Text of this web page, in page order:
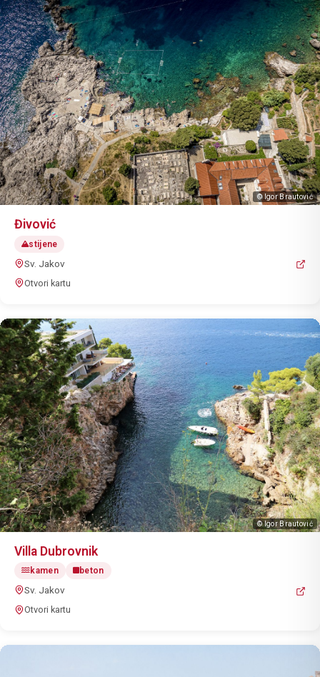
© Igor Brautović
Đivović
stijene
Sv. Jakov
Otvori kartu
© Igor Brautović
Villa Dubrovnik
kamen beton
Sv. Jakov
Otvori kartu